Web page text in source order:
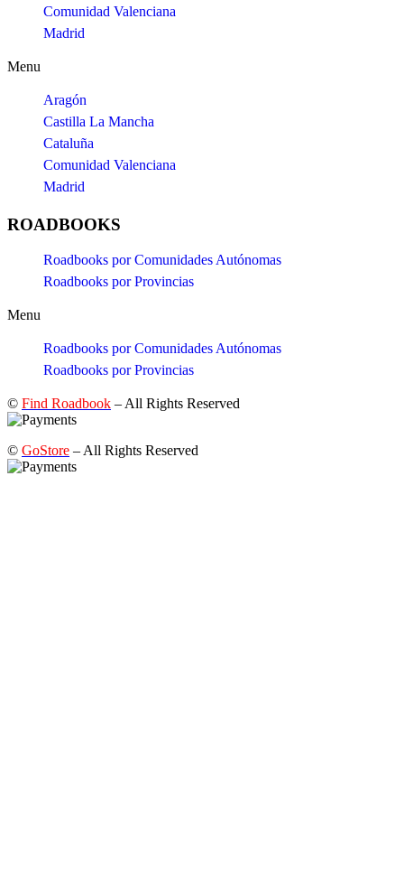
Comunidad Valenciana
Madrid
Menu
Aragón
Castilla La Mancha
Cataluña
Comunidad Valenciana
Madrid
ROADBOOKS
Roadbooks por Comunidades Autónomas
Roadbooks por Provincias
Menu
Roadbooks por Comunidades Autónomas
Roadbooks por Provincias
© Find Roadbook – All Rights Reserved
© GoStore – All Rights Reserved